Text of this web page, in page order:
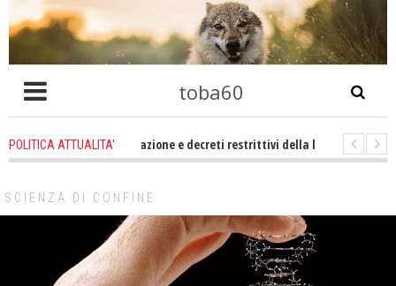
toba60
POLITICA ATTUALITA'
problema immigrazione e decreti restrittivi della libertà sociale e
SCIENZA DI CONFINE